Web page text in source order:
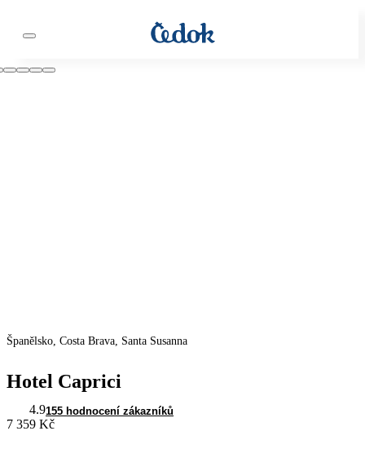
Španělsko, Costa Brava, Santa Susanna
Hotel Caprici
4.9155 hodnocení zákazníků
7 359 Kč